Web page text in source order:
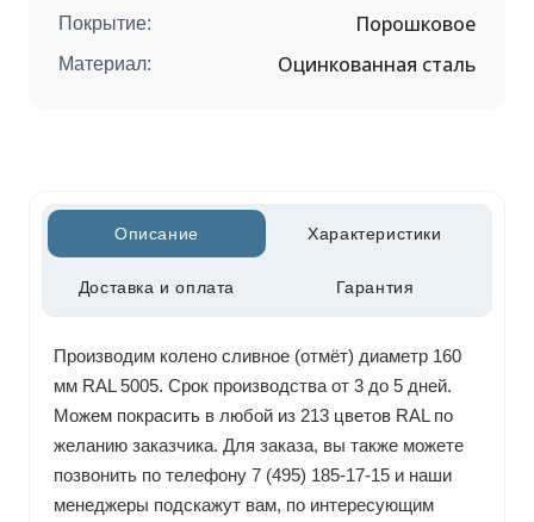
Покрытие: Порошковое
Материал: Оцинкованная сталь
Описание Характеристики
Доставка и оплата Гарантия
Производим колено сливное (отмёт) диаметр 160
мм RAL 5005. Срок производства от 3 до 5 дней.
Можем покрасить в любой из 213 цветов RAL по
желанию заказчика. Для заказа, вы также можете
позвонить по телефону 7 (495) 185-17-15 и наши
менеджеры подскажут вам, по интересующим